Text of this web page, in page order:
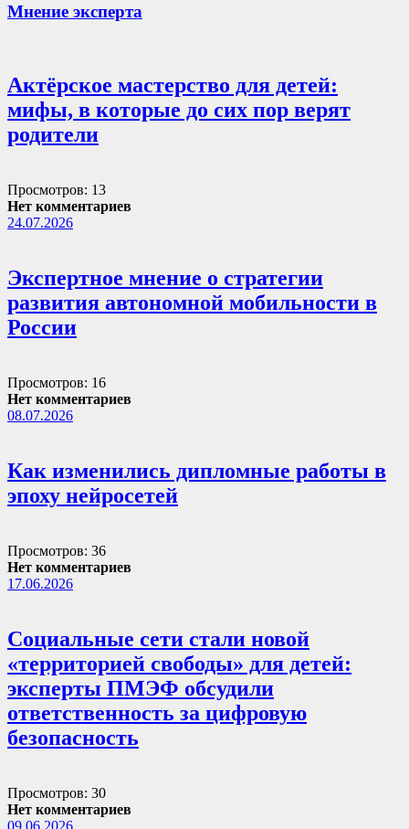
Мнение эксперта
Актёрское мастерство для детей:
мифы, в которые до сих пор верят
родители
Просмотров: 13
Нет комментариев
24.07.2026
Экспертное мнение о стратегии
развития автономной мобильности в
России
Просмотров: 16
Нет комментариев
08.07.2026
Как изменились дипломные работы в
эпоху нейросетей
Просмотров: 36
Нет комментариев
17.06.2026
Социальные сети стали новой
«территорией свободы» для детей:
эксперты ПМЭФ обсудили
ответственность за цифровую
безопасность
Просмотров: 30
Нет комментариев
09.06.2026